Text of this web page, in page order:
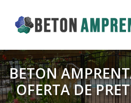
conținut
BETON
OFERTA DE